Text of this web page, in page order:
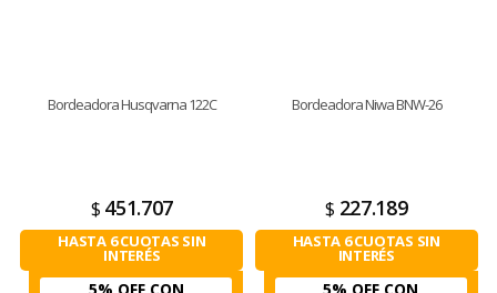
Bordeadora Husqvarna 122C
$ 451.707
HASTA 6 CUOTAS SIN
INTERÉS
Bordeadora Niwa BNW-26
$ 227.189
HASTA 6 CUOTAS SIN
INTERÉS